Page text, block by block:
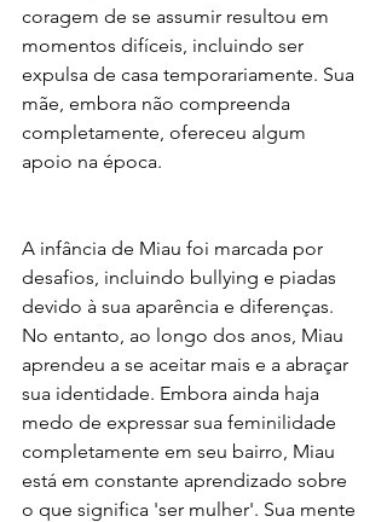
coragem de se assumir resultou em
momentos difíceis, incluindo ser
expulsa de casa temporariamente. Sua
mãe, embora não compreenda
completamente, ofereceu algum
apoio na época.
A infância de Miau foi marcada por
desafios, incluindo bullying e piadas
devido à sua aparência e diferenças.
No entanto, ao longo dos anos, Miau
aprendeu a se aceitar mais e a abraçar
sua identidade. Embora ainda haja
medo de expressar sua feminilidade
completamente em seu bairro, Miau
está em constante aprendizado sobre
o que significa 'ser mulher'. Sua mente